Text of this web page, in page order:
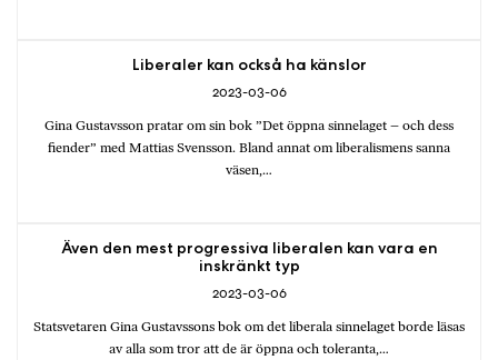
2023-03-06
Liberaler kan också ha känslor
Gina Gustavsson pratar om sin bok ”Det öppna sinnelaget – och dess
fiender” med Mattias Svensson. Bland annat om liberalismens sanna
väsen,…
2023-03-06
Även den mest progressiva liberalen kan vara en
inskränkt typ
Statsvetaren Gina Gustavssons bok om det liberala sinnelaget borde läsas
av alla som tror att de är öppna och toleranta,…